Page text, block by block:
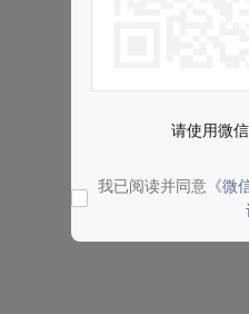
请使用微
我已阅读并同意 《微